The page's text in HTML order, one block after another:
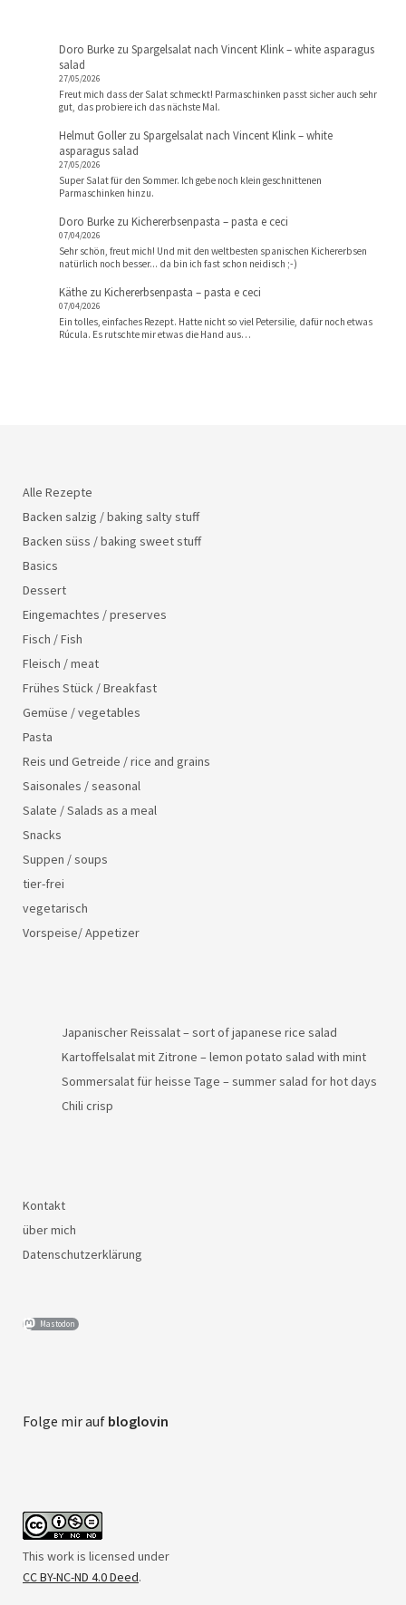
Doro Burke zu Spargelsalat nach Vincent Klink – white asparagus
salad
27/05/2026
Freut mich dass der Salat schmeckt! Parmaschinken passt sicher auch sehr
gut, das probiere ich das nächste Mal.
Helmut Gollerzu Spargelsalat nach Vincent Klink – white
asparagus salad
27/05/2026
Super Salat für den Sommer. Ich gebe noch klein geschnittenen
Parmaschinken hinzu.
Doro Burke zu Kichererbsenpasta – pasta e ceci
07/04/2026
Sehr schön, freut mich! Und mit den weltbesten spanischen Kichererbsen
natürlich noch besser... da bin ich fast schon neidisch ;-)
Käthe zu Kichererbsenpasta – pasta e ceci
07/04/2026
Ein tolles, einfaches Rezept. Hatte nicht so viel Petersilie, dafür noch etwas
Rúcula. Es rutschte mir etwas die Hand aus…
Alle Rezepte
Backen salzig / baking salty stuff
Backen süss / baking sweet stuff
Basics
Dessert
Eingemachtes / preserves
Fisch / Fish
Fleisch / meat
Frühes Stück / Breakfast
Gemüse / vegetables
Pasta
Reis und Getreide / rice and grains
Saisonales / seasonal
Salate / Salads as a meal
Snacks
Suppen / soups
tier-frei
vegetarisch
Vorspeise/ Appetizer
Japanischer Reissalat – sort of japanese rice salad
Kartoffelsalat mit Zitrone – lemon potato salad with mint
Sommersalat für heisse Tage – summer salad for hot days
Chili crisp
Kontakt
über mich
Datenschutzerklärung
Mastodon
Folge mir auf bloglovin
This work is licensed under
CC BY-NC-ND 4.0 Deed.